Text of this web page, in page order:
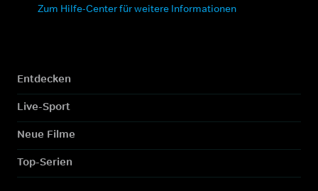
Zum Hilfe-Center für weitere Informationen
Entdecken
Live-Sport
Neue Filme
Top-Serien